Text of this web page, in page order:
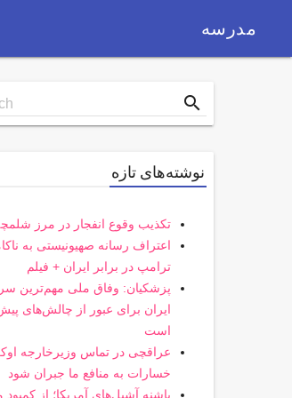
مدرسه
Search
for
… search
نوشته‌های تازه
تکذیب وقوع انفجار در مرز
اعتراف رسانه صهیونیستی به
ترامپ در برابر ایران + فیلم
پزشکیان: وفاق ملی مهم‌ترین
ایران برای عبور از چالش‌های
است
عراقچی در تماس وزیرخارجه
خسارات به منافع ما جبران شود
پاشنه آشیل‌های آمریکا؛ از کمبود